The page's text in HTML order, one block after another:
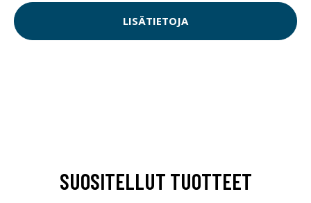
LISÄTIETOJA
SUOSITELLUT TUOTTEET